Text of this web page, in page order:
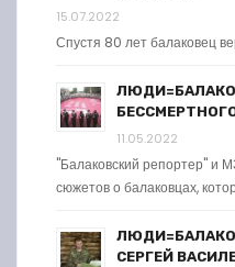
15.07.2022
Спустя 80 лет балаковец
11.05.2022
"Балаковский репортер" и
сюжетов о балаковцах,
СЕРГЕЙ